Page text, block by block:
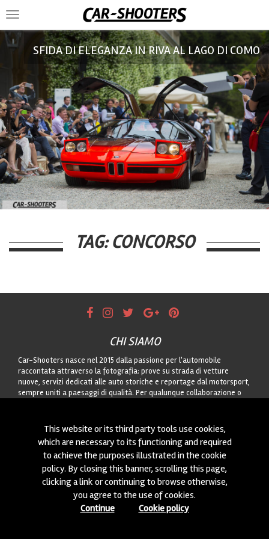
Toggle
navigation
SFIDA DI ELEGANZA IN RIVA AL LAGO DI COMO
TAG:CONCORSO
CHI SIAMO
Car-Shooters nasce nel 2015 dalla passione per l'automobile
raccontata attraverso la fotografia: prove su strada di vetture
nuove, servizi dedicati alle auto storiche e reportage dal motorsport,
sempre uniti a paesaggi di qualità. Per qualunque collaborazione o
CONTATTACI
Siamo sempre interessati a nuove collaborazioni o a nuove auto da
fotografare! Puoi scrivercicliccando qui!
© 2015-2026 CAR-SHOOTERS. ALL RIGHTS RESERVED.
This website or its third party tools use cookies,
which are necessary to its functioning and required
to achieve the purposes illustrated in the cookie
policy. By closing this banner, scrolling this page,
clicking a link or continuing to browse otherwise,
you agree to the use of cookies.
Continue
Cookie policy